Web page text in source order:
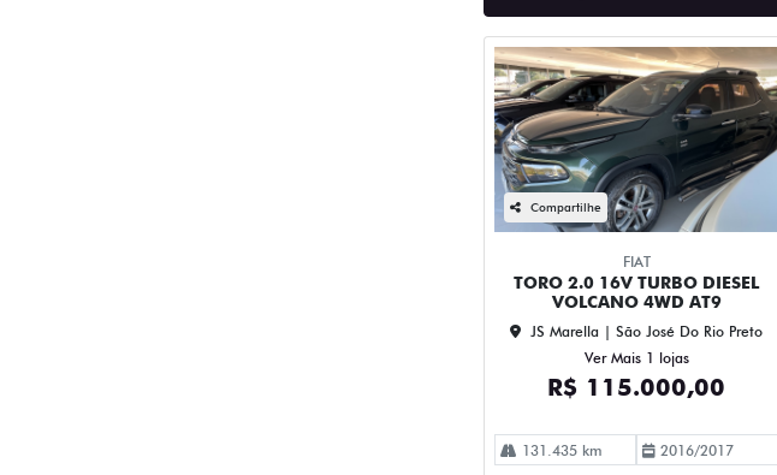
Compartilhe
FIAT
TORO 2.0 16V TURBO DIESEL
VOLCANO 4WD AT9
JS Marella | São José Do Rio Preto
Ver Mais 1 lojas
R$ 115.000,00
131.435 km 2016/2017